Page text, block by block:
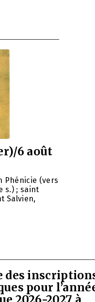
6 août
Phénicie (vers
s.) ; saint
Salvien,
des
pour